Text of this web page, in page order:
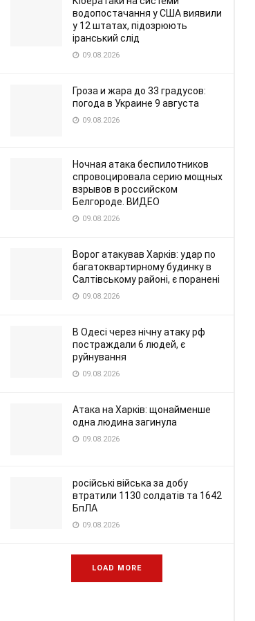
водопостачання у США виявили
у 12 штатах, підозрюють
іранський слід
09.08.2026
Гроза и жара до 33 градусов:
погода в Украине 9 августа
09.08.2026
Ночная атака беспилотников
спровоцировала серию мощных
взрывов в российском
Белгороде. ВИДЕО
09.08.2026
Ворог атакував Харків: удар по
багатоквартирному будинку в
Салтівському районі, є поранені
09.08.2026
В Одесі через нічну атаку рф
постраждали 6 людей, є
руйнування
09.08.2026
Атака на Харків: щонайменше
одна людина загинула
09.08.2026
російські війська за добу
втратили 1130 солдатів та 1642
БпЛА
09.08.2026
LOAD MORE